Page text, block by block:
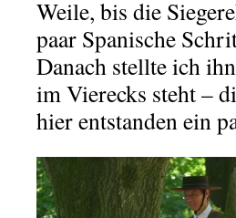
Weile, bis die
paar Spanische
Danach stellte ich
im Vierecks steht –
hier entstanden ein